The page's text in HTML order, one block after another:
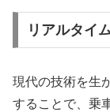
リアルタイ
現代の技術を生
することで、乗